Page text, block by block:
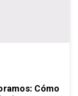
Cómo